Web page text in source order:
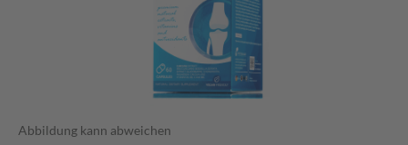
Abbildung kann abweichen